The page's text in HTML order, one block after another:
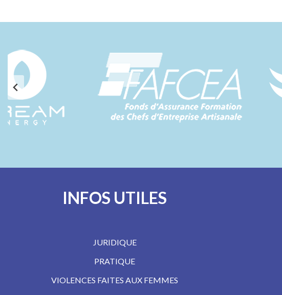
INFOS UTILES
JURIDIQUE
PRATIQUE
VIOLENCES FAITES AUX FEMMES